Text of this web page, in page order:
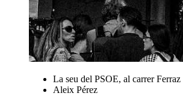
La seu del PSOE, al carrer Ferraz
Aleix Pérez